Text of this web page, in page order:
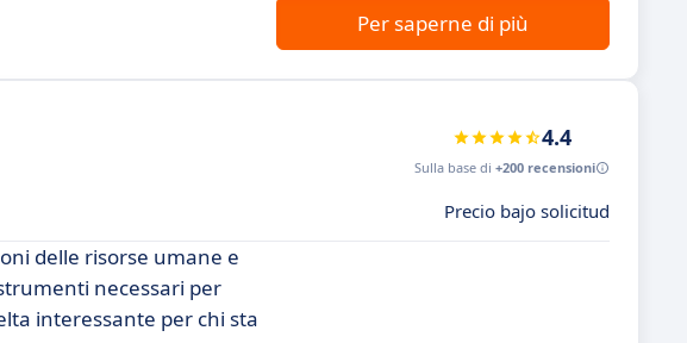
Per saperne di più
4.4
Sulla base di +200 recensioni
Precio bajo solicitud
delle risorse umane e
necessari per
interessante per chi sta